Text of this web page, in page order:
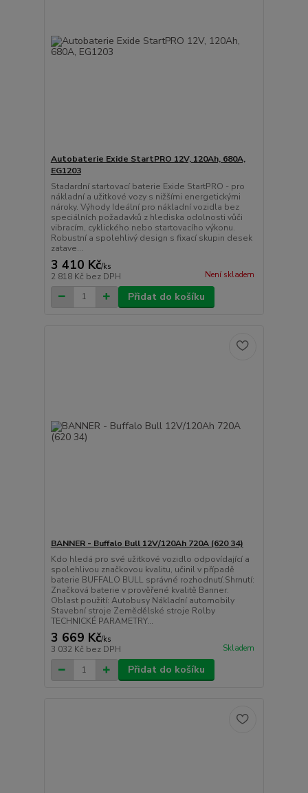
Autobaterie Exide StartPRO 12V, 120Ah, 680A,
EG1203
Stadardní startovací baterie Exide StartPRO - pro
nákladní a užitkové vozy s nižšími energetickými
nároky. Výhody Ideální pro nákladní vozidla bez
speciálních požadavků z hlediska odolnosti vůči
vibracím, cyklického nebo startovacího výkonu.
Robustní a spolehlivý design s fixací skupin desek
zatave...
3 410 Kč/ks
2 818 Kč bez DPH Není skladem
Přidat do košíku
BANNER - Buffalo Bull 12V/120Ah 720A (620 34)
Kdo hledá pro své užitkové vozidlo odpovídající a
spolehlivou značkovou kvalitu, učinil v případě
baterie BUFFALO BULL správné rozhodnutí.Shrnutí:
Značková baterie v prověřené kvalitě Banner.
Oblast použití: Autobusy Nákladní automobily
Stavební stroje Zemědělské stroje Rolby
TECHNICKÉ PARAMETRY...
3 669 Kč/ks
3 032 Kč bez DPH Skladem
Přidat do košíku